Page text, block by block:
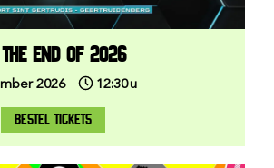
THE END OF 2026
2026 12:30u
BESTEL TICKETS